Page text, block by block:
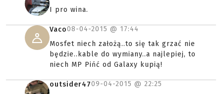
I pro wina.
Vaco08-04-2015 @ 17:44
Mosfet niech założą..to się tak grzać nie
będzie..kable do wymiany..a najlepiej, to
niech MP Pińć od Galaxy kupią!
outsider4709-04-2015 @ 22:25